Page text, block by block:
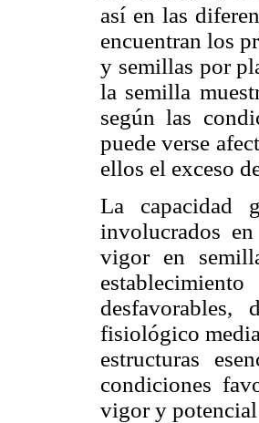
así en las
encuentran los
y semillas por
la semilla
según las
puede verse
ellos el exceso
La capacidad
involucrados
vigor en
fisiológico
estructuras
condiciones
vigor y